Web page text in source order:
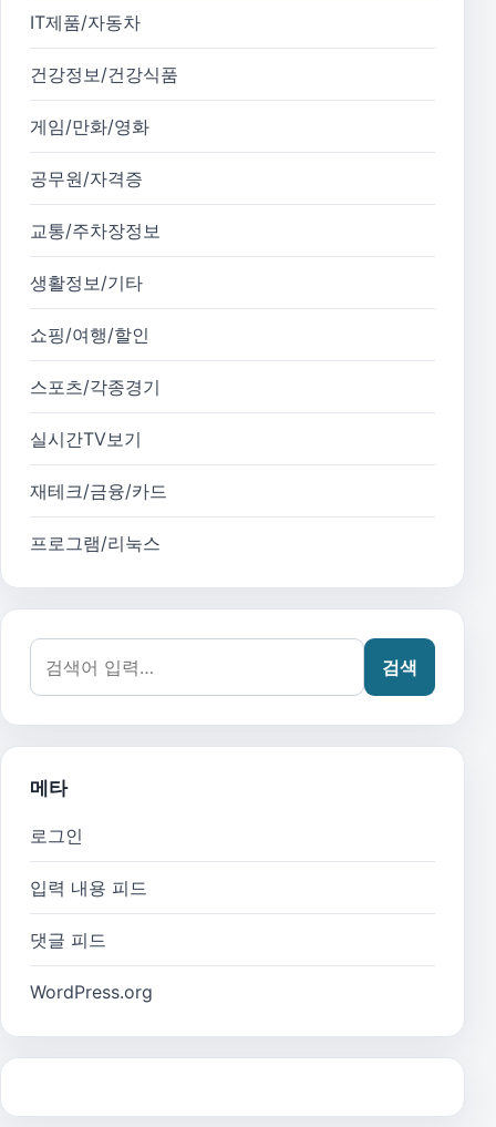
IT제품/자동차
건강정보/건강식품
게임/만화/영화
공무원/자격증
교통/주차장정보
생활정보/기타
쇼핑/여행/할인
스포츠/각종경기
실시간TV보기
재테크/금융/카드
프로그램/리눅스
검색어:
검색
메타
로그인
입력 내용 피드
댓글 피드
WordPress.org